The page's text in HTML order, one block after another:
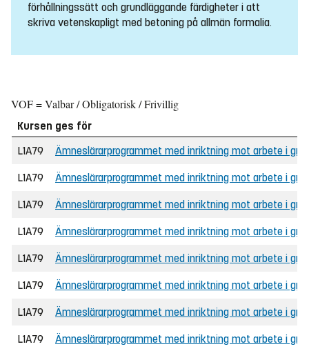
förhållningssätt och grundläggande färdigheter i att
skriva vetenskapligt med betoning på allmän formalia.
VOF = Valbar / Obligatorisk / Frivillig
Kursen ges för
L1A79
Ämneslärarprogrammet med inriktning mot arbete i
L1A79 Ämneslärarprogrammet med inriktning mot arbete i
L1A79 Ämneslärarprogrammet med inriktning mot arbete i
L1A79 Ämneslärarprogrammet med inriktning mot arbete i
L1A79 Ämneslärarprogrammet med inriktning mot arbete i
L1A79 Ämneslärarprogrammet med inriktning mot arbete i
L1A79 Ämneslärarprogrammet med inriktning mot arbete i
L1A79 Ämneslärarprogrammet med inriktning mot arbete i